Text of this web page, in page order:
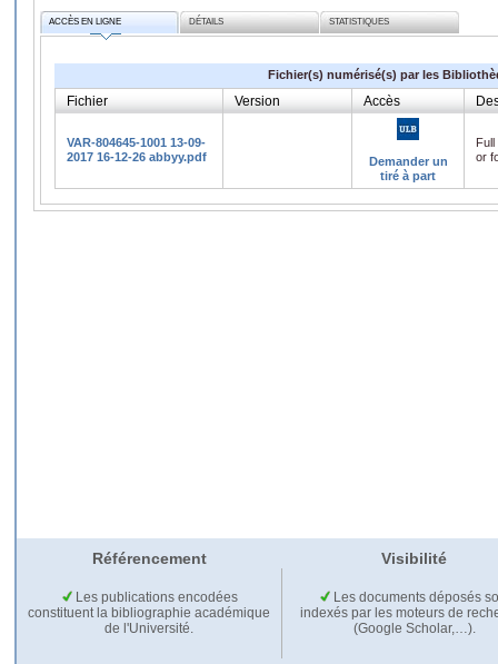
ACCÈS EN LIGNE DÉTAILS STATISTIQUES
Fichier(s) numérisé(s) par les
Fichier Version Accès
VAR-804645-1001 13-09-
2017 16-12-26 abbyy.pdf
Demander un
tiré à part
or
Référencement Visibilité
Les publications encodées
constituent la bibliographie académique
de l'Université.
Les documents déposés
indexés par les moteurs de
(Google Scholar,…).